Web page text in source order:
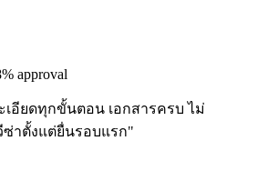
approval
อียดทุกขั้นตอน เอกสารครบ ไม่
ซ่าตั้งแต่ยื่นรอบแรก"